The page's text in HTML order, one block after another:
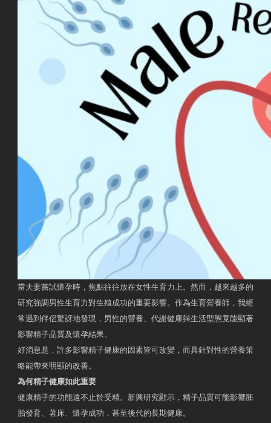
當夫妻嘗試懷孕時，焦點往往放在女性生育力上。然而，越來越多的
研究強調男性生育力對生殖成功的重要影響。作為生育營養師，我經
常遇到伴侶驚訝地發現，男性的營養、代謝健康與生活型態竟能顯著
影響精子品質及懷孕結果。
好消息是，許多影響精子健康的因素皆可改變，而具針對性的營養策
略能帶來明顯的改善。
為何精子健康如此重要
健康精子的功能遠不止於受精。新興研究顯示，精子品質可能影響胚
胎發育、著床、懷孕成功，甚至後代的長期健康。